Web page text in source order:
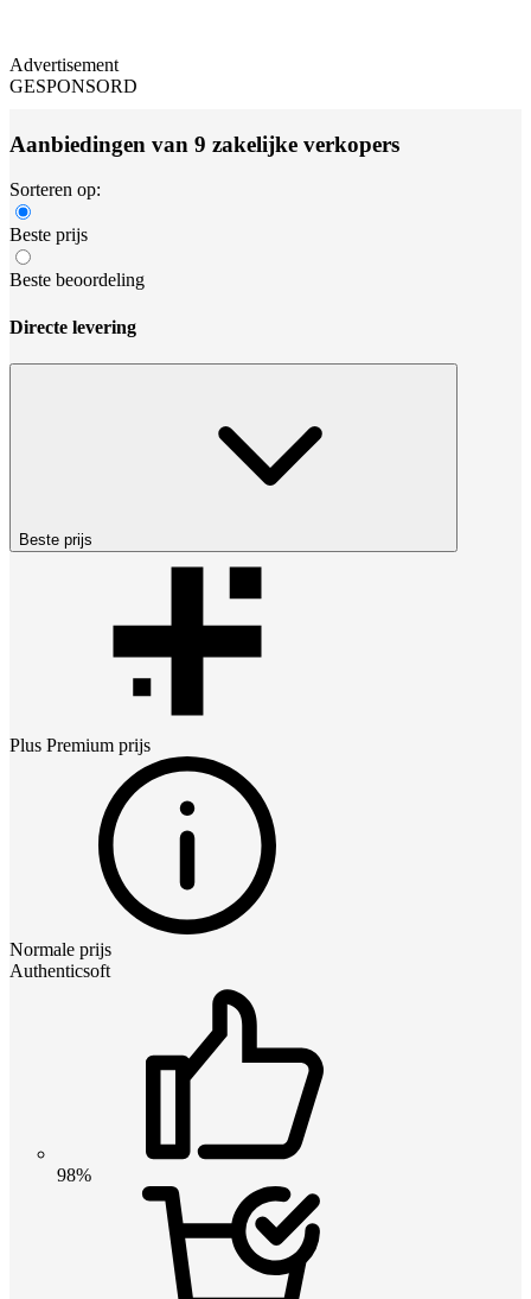
Advertisement
GESPONSORD
Aanbiedingen van 9 zakelijke verkopers
Sorteren op:
Beste prijs
Beste beoordeling
Directe levering
Beste prijs
Plus Premium prijs
Normale prijs
Authenticsoft
98%